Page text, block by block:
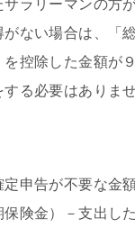
ラリーマンの方
ない場合は、「
を控除した金額が
る必要はありませ
申告が不要な金
険金）－支出し